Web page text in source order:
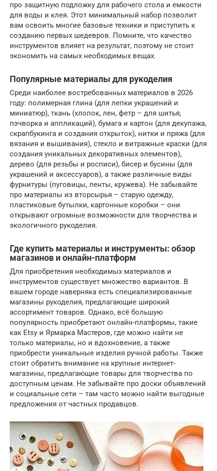
про защитную подложку для рабочего стола и емкости
для воды и клея. Этот минимальный набор позволит
вам освоить многие базовые техники и приступить к
созданию первых шедевров. Помните, что качество
инструментов влияет на результат, поэтому не стоит
экономить на самых необходимых вещах.
Популярные материалы для рукоделия
Среди наиболее востребованных материалов в 2026
году: полимерная глина (для лепки украшений и
миниатюр), ткань (хлопок, лен, фетр – для шитья,
пэчворка и аппликаций), бумага и картон (для декупажа,
скрапбукинга и создания открыток), нитки и пряжа (для
вязания и вышивания), стекло и витражные краски (для
создания уникальных декоративных элементов),
дерево (для резьбы и росписи), бисер и бусины (для
украшений и аксессуаров), а также различные виды
фурнитуры (пуговицы, ленты, кружева). Не забывайте
про материалы из вторсырья – старую одежду,
пластиковые бутылки, картонные коробки – они
открывают огромные возможности для творчества и
экологичного рукоделия.
Где купить материалы и инструменты: обзор
магазинов и онлайн-платформ
Для приобретения необходимых материалов и
инструментов существует множество вариантов. В
вашем городе наверняка есть специализированные
магазины рукоделия, предлагающие широкий
ассортимент товаров. Однако, всё большую
популярность приобретают онлайн-платформы, такие
как Etsy и Ярмарка Мастеров, где можно найти не
только материалы, но и вдохновение, а также
приобрести уникальные изделия ручной работы. Также
стоит обратить внимание на крупные интернет-
магазины, предлагающие товары для творчества по
доступным ценам. Не забывайте про доски объявлений
и социальные сети – там часто можно найти выгодные
предложения от частных продавцов.